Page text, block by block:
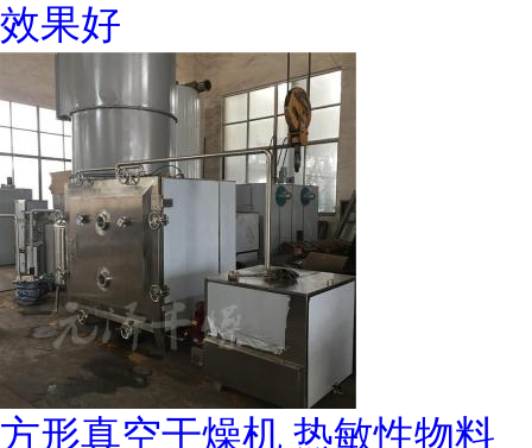
效果好
方形真空干燥机 热敏性物料